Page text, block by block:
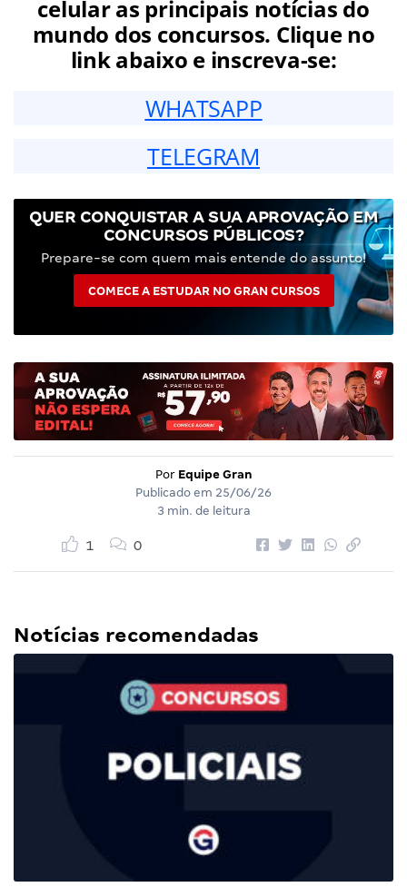
celular as principais notícias do
mundo dos concursos. Clique no
link abaixo e inscreva-se:
WHATSAPP
TELEGRAM
QUER CONQUISTAR A SUA APROVAÇÃO EM
CONCURSOS PÚBLICOS?
Prepare-se com quem mais entende do assunto!
COMECE A ESTUDAR NO GRAN CURSOS
Por Equipe Gran
Publicado em 25/06/26
3 min. de leitura
1 0
Notícias recomendadas